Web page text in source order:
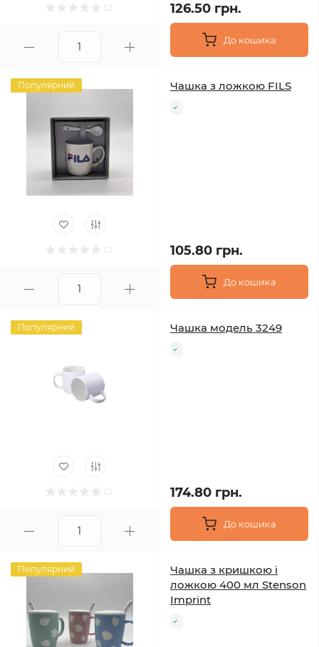
126.50 грн.
До кошика
Популярний Чашка з ложкою FILS
105.80 грн.
До кошика
Популярний Чашка модель 3249
174.80 грн.
До кошика
Популярний
Чашка з кришкою і
ложкою 400 мл Stenson
Imprint